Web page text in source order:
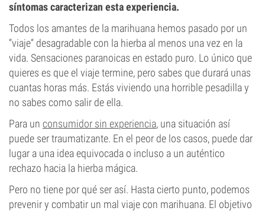
síntomas caracterizan esta experiencia.
Todos los amantes de la marihuana hemos pasado por un
“viaje” desagradable con la hierba al menos una vez en la
vida. Sensaciones paranoicas en estado puro. Lo único que
quieres es que el viaje termine, pero sabes que durará unas
cuantas horas más. Estás viviendo una horrible pesadilla y
no sabes como salir de ella.
Para un consumidor sin experiencia, una situación así
puede ser traumatizante. En el peor de los casos, puede dar
lugar a una idea equivocada o incluso a un auténtico
rechazo hacia la hierba mágica.
Pero no tiene por qué ser así. Hasta cierto punto, podemos
prevenir y combatir un mal viaje con marihuana. El objetivo